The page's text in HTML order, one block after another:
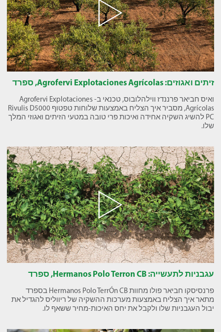
זיתים ואגוזים: Agrofervi Explotaciones Agrícolas, ספרד
ואיס חביאר פרננדז ווילהלובוס, טכנאי ב- Agrofervi Explotaciones
Agrícolas, מסביר איך הצליח באמצעות שלוחות טפטוף Rivulis D5000
PC להשיג השקיה אחידה ואיכות פרי טובה במטעי הזיתים ואגוזי המלך
שלו.
עגבניות לתעשייה: Hermanos Polo Terron CB, ספרד
פרנסיסקו חביאר פולו מחוות Hermanos Polo TerrÓn CB בספרד
מתאר איך הצליח באמצעות מערכות ההשקיה של ריווליס להגדיל את
יבול העגבניות שלו ולקבל את יחס האיכות-מחיר ששאף לו.